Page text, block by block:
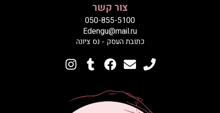
צור קשר
050-855-5100
Edengu@mail.ru
כתובת העסק - נס ציונה